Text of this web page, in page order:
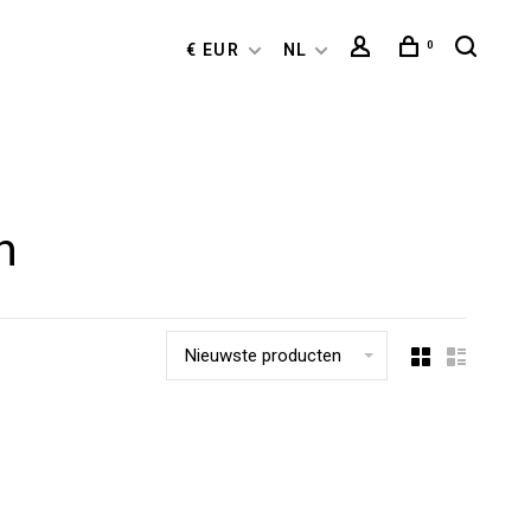
€ EUR NL 0
Nieuwste producten